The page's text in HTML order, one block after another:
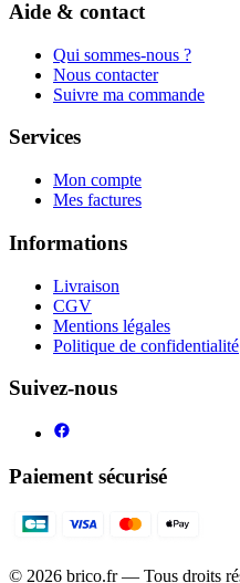
Aide & contact
Qui sommes-nous ?
Nous contacter
Suivre ma commande
Services
Mon compte
Mes factures
Informations
Livraison
CGV
Mentions légales
Politique de confidentialité
Suivez-nous
Paiement sécurisé
© 2026 brico.fr — Tous droits